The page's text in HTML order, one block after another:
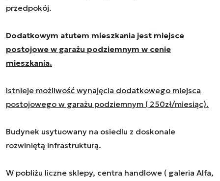
przedpokój.
Dodatkowym atutem mieszkania jest miejsce
postojowe w garażu podziemnym w cenie
mieszkania.
Istnieje możliwość wynajęcia dodatkowego miejsca
postojowego w garażu podziemnym ( 250zł/miesiąc).
Budynek usytuowany na osiedlu z doskonale
rozwiniętą infrastrukturą.
W pobliżu liczne sklepy, centra handlowe ( galeria Alfa,